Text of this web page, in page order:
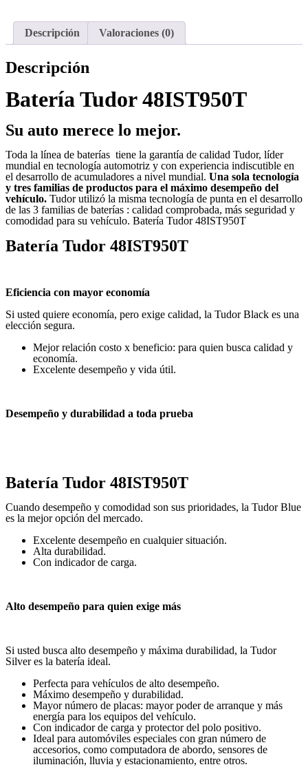
Descripción Valoraciones (0)
Descripción
Batería Tudor 48IST950T
Su auto merece lo mejor.
Toda la línea de baterías tiene la garantía de calidad Tudor, líder
mundial en tecnología automotriz y con experiencia indiscutible en
el desarrollo de acumuladores a nivel mundial. Una sola tecnología
y tres familias de productos para el máximo desempeño del
vehículo. Tudor utilizó la misma tecnología de punta en el desarrollo
de las 3 familias de baterías : calidad comprobada, más seguridad y
comodidad para su vehículo. Batería Tudor 48IST950T
Batería Tudor 48IST950T
Eficiencia con mayor economía
Si usted quiere economía, pero exige calidad, la Tudor Black es una
elección segura.
Mejor relación costo x beneficio: para quien busca calidad y
economía.
Excelente desempeño y vida útil.
Desempeño y durabilidad a toda prueba
Batería Tudor 48IST950T
Cuando desempeño y comodidad son sus prioridades, la Tudor Blue
es la mejor opción del mercado.
Excelente desempeño en cualquier situación.
Alta durabilidad.
Con indicador de carga.
Alto desempeño para quien exige más
Si usted busca alto desempeño y máxima durabilidad, la Tudor
Silver es la batería ideal.
Perfecta para vehículos de alto desempeño.
Máximo desempeño y durabilidad.
Mayor número de placas: mayor poder de arranque y más
energía para los equipos del vehículo.
Con indicador de carga y protector del polo positivo.
Ideal para automóviles especiales con gran número de
accesorios, como computadora de abordo, sensores de
iluminación, lluvia y estacionamiento, entre otros.